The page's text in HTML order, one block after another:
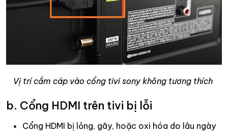
Vị trí cắm cáp vào cổng tivi sony không tương thích
b. Cổng HDMI trên tivi bị lỗi
Cổng HDMI bị lỏng, gãy, hoặc oxi hóa do lâu ngày